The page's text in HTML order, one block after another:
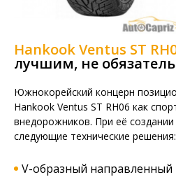
Hankook Ventus ST
лучшим, не
Южнокорейский концерн
Hankook Ventus ST RH06 как
внедорожников. При её
следующие технические решения:
V-образный